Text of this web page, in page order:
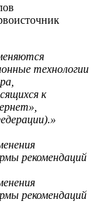
технологии
к
рекомендаций
рекомендаций